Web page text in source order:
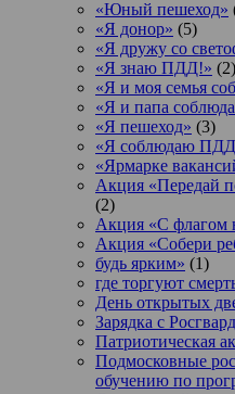
«Юный пешеход»
«Я донор» (5)
«Я дружу со
«Я знаю ПДД!» (2)
«Я и моя семья
«Я и папа
«Я пешеход» (3)
«Я соблюдаю
«Ярмарке
Акция «Передай
(2)
Акция «С флагом
Акция «Собери
будь ярким» (1)
где торгуют
День открытых
Зарядка с
Патриотическая
Подмосковные
обучению по